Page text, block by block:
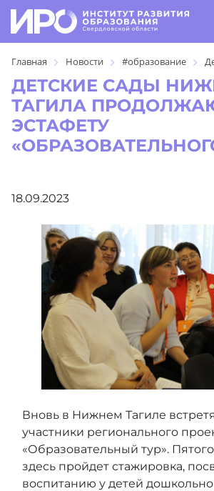
Главная Новости #образование
ДЕТСКИЕ САДЫ
ТАГИЛА
ЭСТАФЕТУ
18.09.2023
Вновь в Нижнем Тагиле
участники регионального
«Образовательный тур».
здесь пройдет стажировка,
воспитанию у детей